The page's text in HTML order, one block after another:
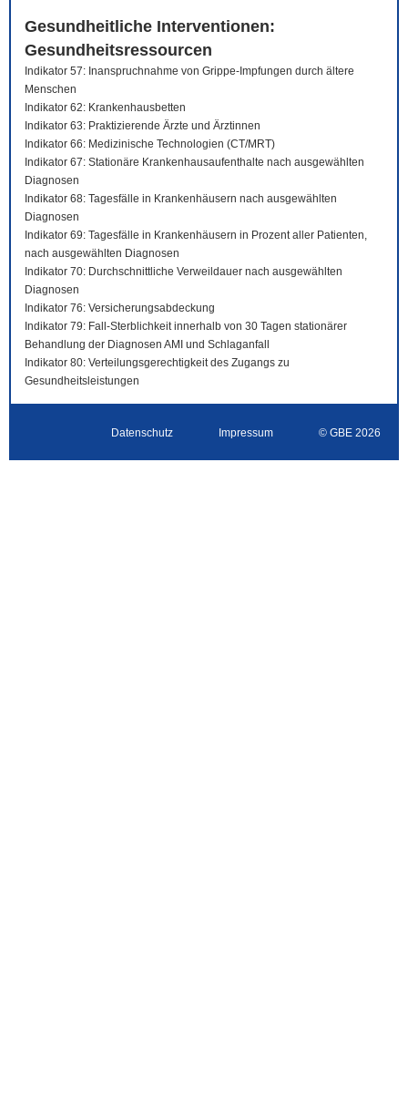
Gesundheitliche Interventionen:
Gesundheitsressourcen
Indikator 57: Inanspruchnahme von Grippe-Impfungen durch ältere
Menschen
Indikator 62: Krankenhausbetten
Indikator 63: Praktizierende Ärzte und Ärztinnen
Indikator 66: Medizinische Technologien (CT/MRT)
Indikator 67: Stationäre Krankenhausaufenthalte nach ausgewählten
Diagnosen
Indikator 68: Tagesfälle in Krankenhäusern nach ausgewählten
Diagnosen
Indikator 69: Tagesfälle in Krankenhäusern in Prozent aller Patienten,
nach ausgewählten Diagnosen
Indikator 70: Durchschnittliche Verweildauer nach ausgewählten
Diagnosen
Indikator 76: Versicherungsabdeckung
Indikator 79: Fall-Sterblichkeit innerhalb von 30 Tagen stationärer
Behandlung der Diagnosen AMI und Schlaganfall
Indikator 80: Verteilungsgerechtigkeit des Zugangs zu
Gesundheitsleistungen
Datenschutz Impressum © GBE 2026